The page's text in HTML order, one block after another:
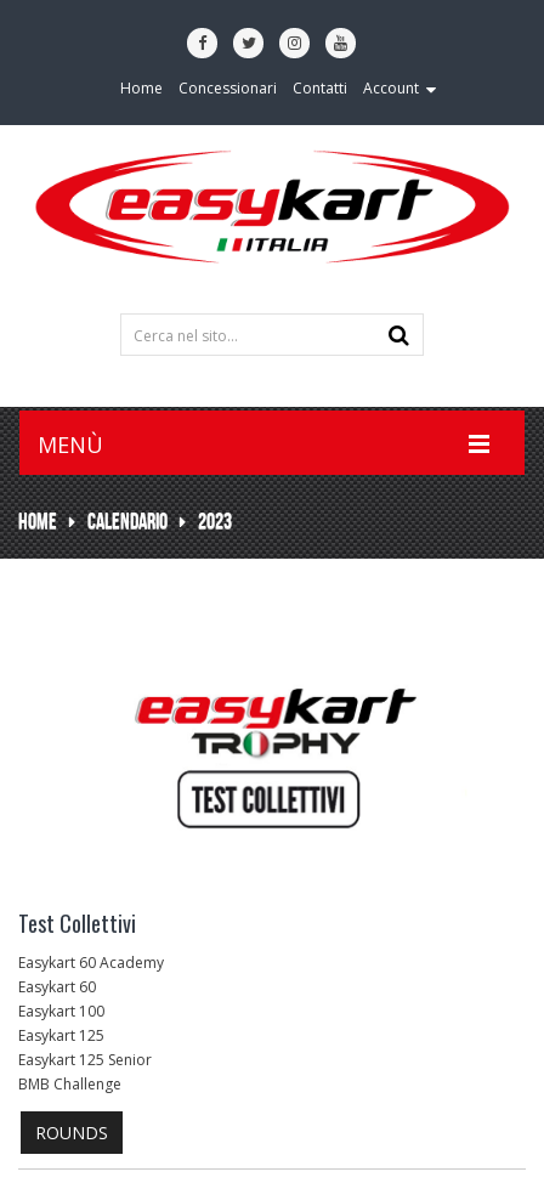
Home Concessionari Contatti Account
MENÙ
HOME CALENDARIO 2023
Test Collettivi
Easykart 60 Academy
Easykart 60
Easykart 100
Easykart 125
Easykart 125 Senior
BMB Challenge
ROUNDS